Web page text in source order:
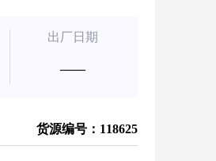
出厂日期
——
货源编号：118625